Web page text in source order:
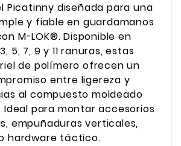
Picatinny diseñada para una
y fiable en guardamanos
M-LOK®. Disponible en
5, 7, 9 y 11 ranuras, estas
de polímero ofrecen un
entre ligereza y
al compuesto moldeado
Ideal para montar accesorios
empuñaduras verticales,
hardware táctico.